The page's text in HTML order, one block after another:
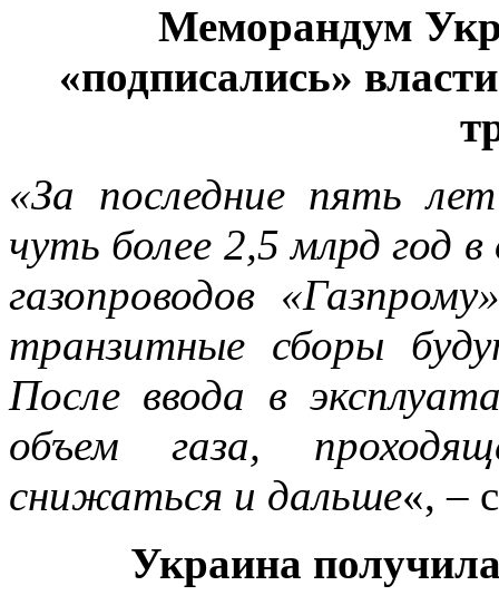
Меморандум
«подписались»
«За последние пять
чуть более 2,5 млрд год
газопроводов
транзитные сборы
После ввода в
объем газа,
снижаться и дальше«, –
Украина